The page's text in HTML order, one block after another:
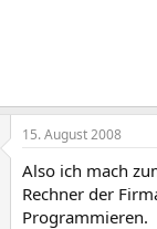
15. August 2008
Also ich mach
Rechner der
Programmieren.